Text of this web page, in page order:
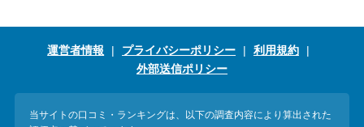
運営者情報 プライバシーポリシー
利用規約
外部送信ポリシー
当サイトの口コミ・ランキングは、以下の調査内容により算出された